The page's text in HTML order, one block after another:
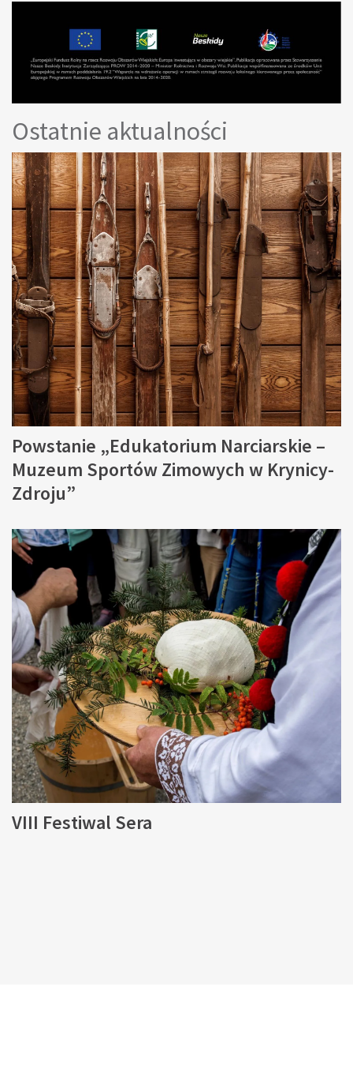
Ostatnie aktualności
Powstanie „Edukatorium Narciarskie –
Muzeum Sportów Zimowych w Krynicy-
Zdroju”
VIII Festiwal Sera